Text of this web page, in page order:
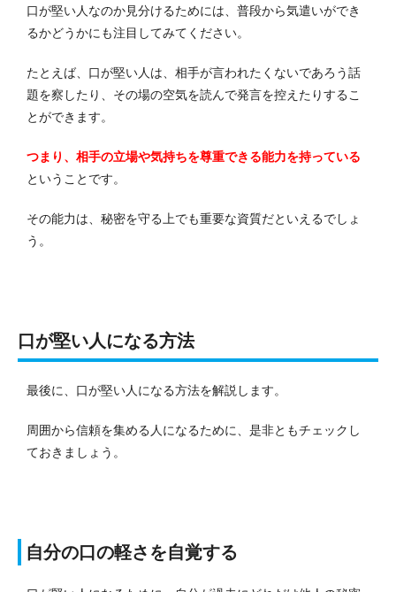
口が堅い人なのか見分けるためには、普段から気遣いができ
るかどうかにも注目してみてください。
たとえば、口が堅い人は、相手が言われたくないであろう話
題を察したり、その場の空気を読んで発言を控えたりするこ
とができます。
つまり、相手の立場や気持ちを尊重できる能力を持っている
ということです。
その能力は、秘密を守る上でも重要な資質だといえるでしょ
う。
口が堅い人になる方法
最後に、口が堅い人になる方法を解説します。
周囲から信頼を集める人になるために、是非ともチェックし
ておきましょう。
自分の口の軽さを自覚する